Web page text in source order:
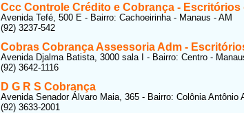
Ccc Controle Crédito e Cobrança - Escritórios
Avenida Tefé, 500 E - Bairro: Cachoeirinha - Manaus - AM
(92) 3237-542
Cobras Cobrança Assessoria Adm -
Avenida Djalma Batista, 3000 sala I - Bairro: Centro -
(92) 3642-1116
D G R S Cobrança
Avenida Senador Álvaro Maia, 365 - Bairro: Colônia Antônio
(92) 3633-2001